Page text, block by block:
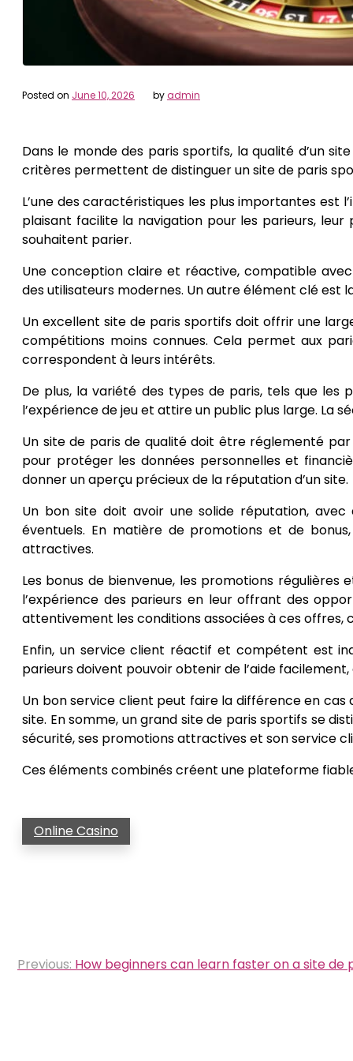
Posted on June 10, 2026 byadmin
Dans le monde des paris sportifs, la qualité d’un
critères permettent de distinguer un site de paris
L’une des caractéristiques les plus importantes est
plaisant facilite la navigation pour les parieurs,
souhaitent parier.
Une conception claire et réactive, compatible
des utilisateurs modernes. Un autre élément clé est
Un excellent site de paris sportifs doit offrir une
compétitions moins connues. Cela permet aux
correspondent à leurs intérêts.
De plus, la variété des types de paris, tels que les
l’expérience de jeu et attire un public plus large. La
Un site de paris de qualité doit être réglementé
pour protéger les données personnelles et
donner un aperçu précieux de la réputation d’un site.
Un bon site doit avoir une solide réputation,
éventuels. En matière de promotions et de
attractives.
Les bonus de bienvenue, les promotions
l’expérience des parieurs en leur offrant des
attentivement les conditions associées à ces offres,
Enfin, un service client réactif et compétent est
parieurs doivent pouvoir obtenir de l’aide
Un bon service client peut faire la différence en
site. En somme, un grand site de paris sportifs se
sécurité, ses promotions attractives et son service
Ces éléments combinés créent une plateforme
Online Casino
Post
Previous: How beginners can learn faster on a site